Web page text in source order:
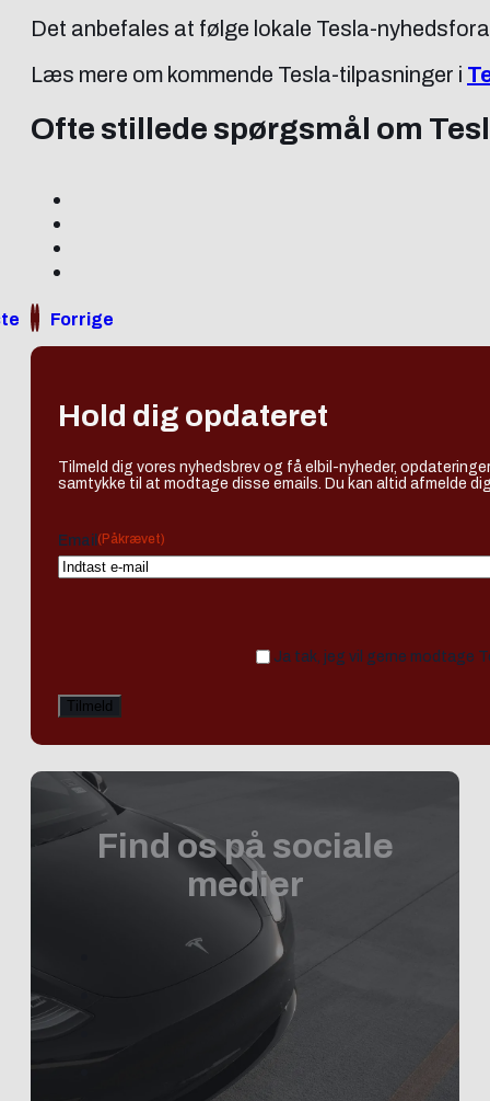
Det anbefales at følge lokale Tesla-
Læs mere om kommende Tesla-tilpasninger i
Ofte stillede spørgsmål om
Forrige
Hold dig opdateret
Tilmeld dig vores nyhedsbrev og få elbil-nyheder,
samtykke til at modtage disse emails. Du kan altid afmelde
Email (Påkrævet)
Ja tak, jeg vil gerne modtage
Find os på sociale
medier